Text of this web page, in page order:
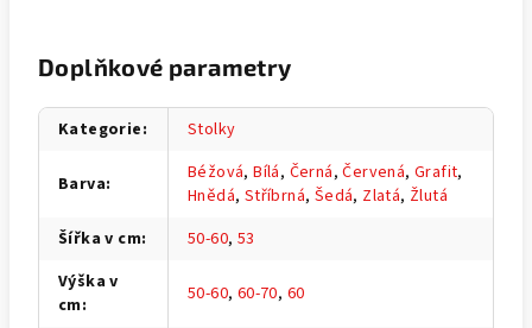
Doplňkové parametry
Kategorie: Stolky
Barva: Béžová,Bílá, Černá,Červená,Grafit,
Hnědá, Stříbrná, Šedá, Zlatá, Žlutá
Šířka v cm: 50-60, 53
Výška v
cm: 50-60, 60-70, 60